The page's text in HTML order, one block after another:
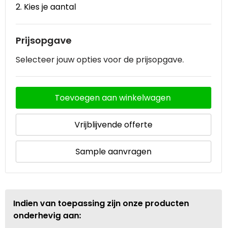
2. Kies je aantal
Prijsopgave
Selecteer jouw opties voor de prijsopgave.
Toevoegen aan winkelwagen
Vrijblijvende offerte
Sample aanvragen
Indien van toepassing zijn onze producten
onderhevig aan: